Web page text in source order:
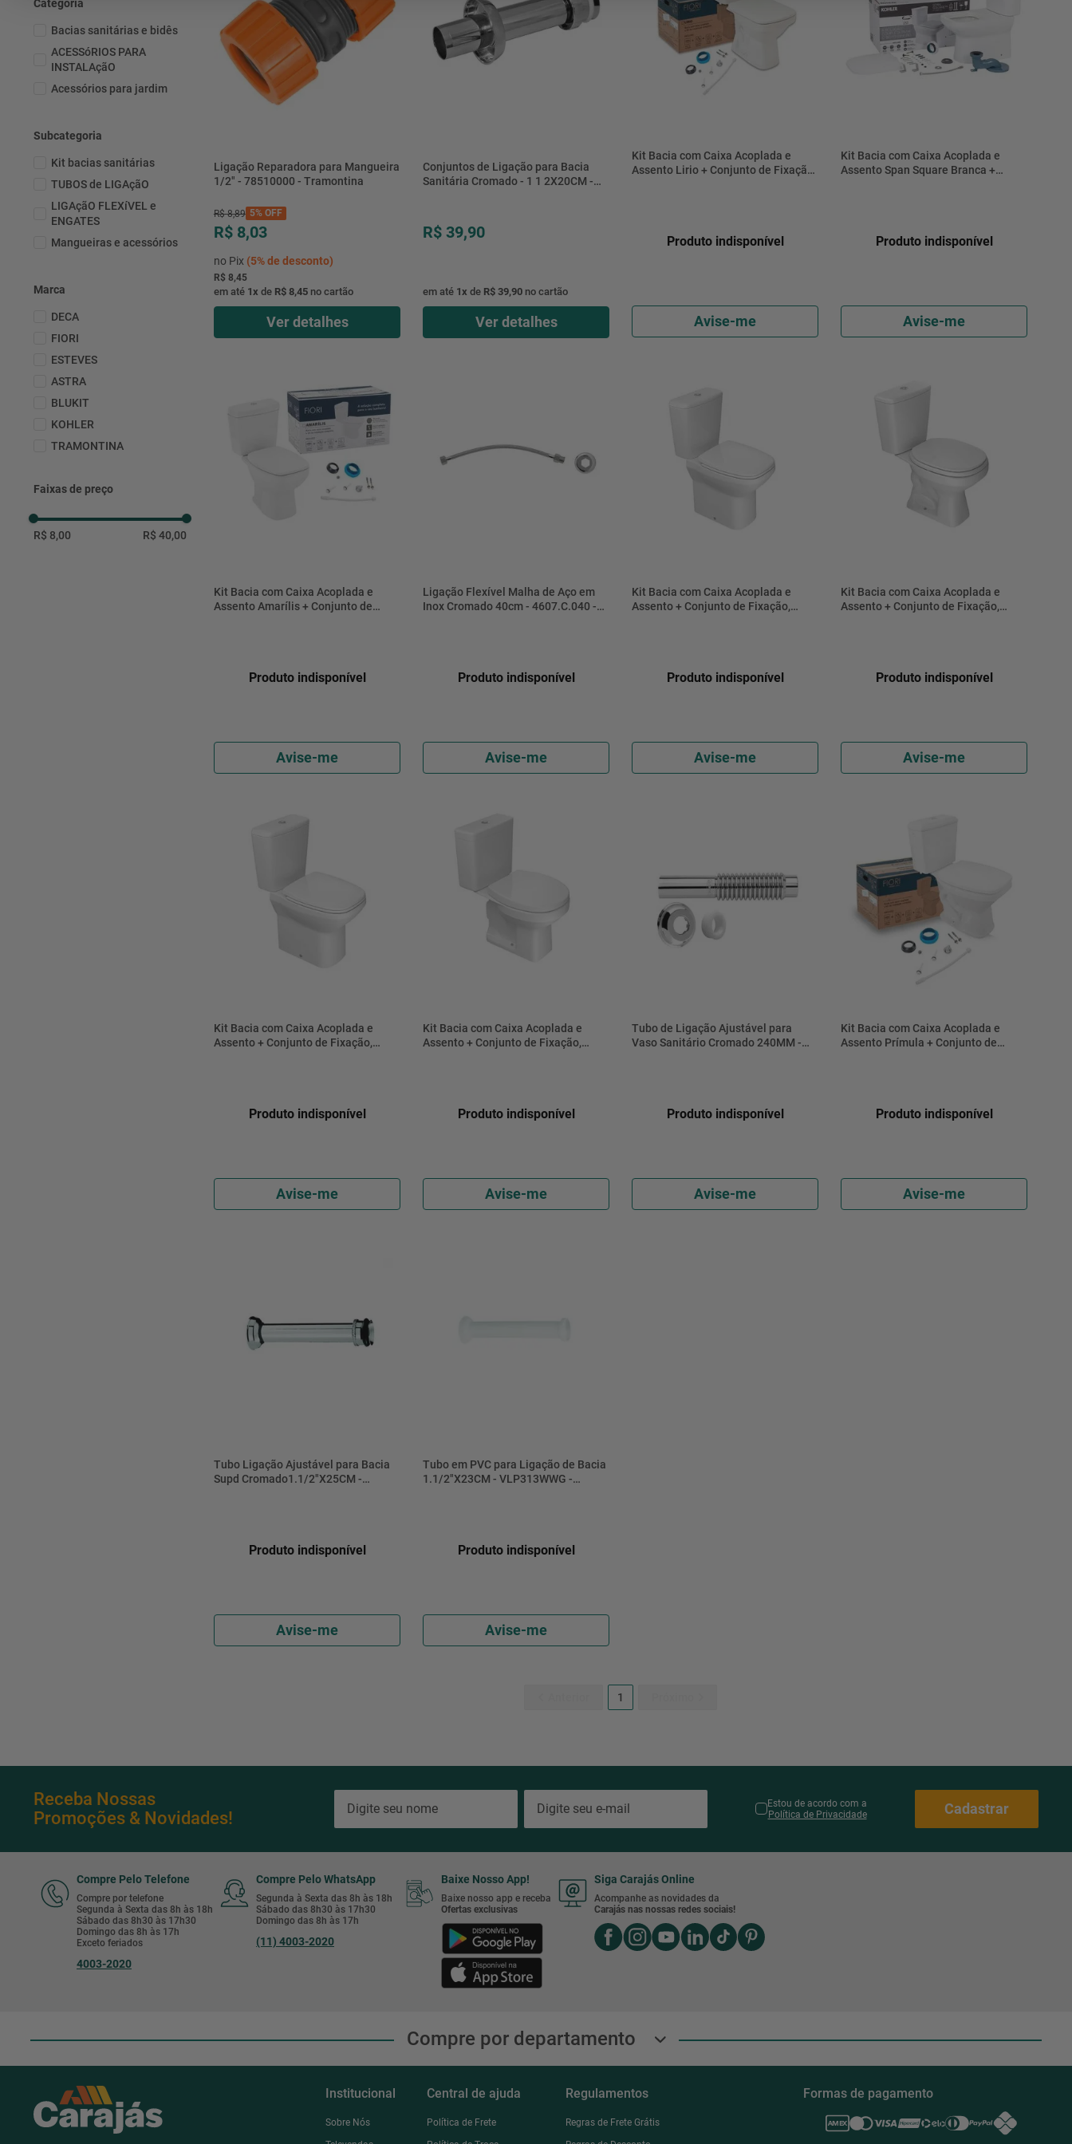
Categoria
Bacias sanitárias e bidês
ACESSóRIOS PARA
INSTALAçãO
Acessórios para jardim
Subcategoria
Kit bacias sanitárias
TUBOS de LIGAçãO
LIGAçãO FLEXíVEL e
ENGATES
Mangueiras e acessórios
Marca
DECA
FIORI
ESTEVES
ASTRA
BLUKIT
KOHLER
TRAMONTINA
Faixas de preço
R$ 8,00 R$ 40,00
Ligação Reparadora para Mangueira
1/2" - 78510000 - Tramontina
R$ 8,89 5%OFF
R$ 8,03
no Pix (5%de desconto)
R$ 8,45
em até 1x de R$ 8,45no cartão
Ver detalhes
Conjuntos de Ligação para Bacia
Sanitária Cromado - 1 1 2X20CM -
R$ 39,90
em até 1x de R$ 39,90no cartão
Ver detalhes
Kit Bacia com Caixa Acoplada e
Assento Lirio + Conjunto de Fixação,
Produto indisponível
Avise-me
Kit Bacia com Caixa Acoplada e
Assento Span Square Branca +
Produto indisponível
Avise-me
Kit Bacia com Caixa Acoplada e
Assento Amarílis + Conjunto de
Produto indisponível
Avise-me
Ligação Flexível Malha de Aço em
Inox Cromado 40cm - 4607.C.040 -
Produto indisponível
Avise-me
Kit Bacia com Caixa Acoplada e
Assento + Conjunto de Fixação,
Produto indisponível
Avise-me
Kit Bacia com Caixa Acoplada e
Assento + Conjunto de Fixação,
Produto indisponível
Avise-me
Kit Bacia com Caixa Acoplada e
Assento + Conjunto de Fixação,
Produto indisponível
Avise-me
Kit Bacia com Caixa Acoplada e
Assento + Conjunto de Fixação,
Produto indisponível
Avise-me
Tubo de Ligação Ajustável para
Vaso Sanitário Cromado 240MM -
Produto indisponível
Avise-me
Kit Bacia com Caixa Acoplada e
Assento Prímula + Conjunto de
Produto indisponível
Avise-me
Tubo Ligação Ajustável para Bacia
Supd Cromado1.1/2"X25CM -
Produto indisponível
Avise-me
Tubo em PVC para Ligação de Bacia
1.1/2"X23CM - VLP313WWG -
Produto indisponível
Avise-me
1
Receba Nossas
Promoções & Novidades!
Estou de acordo com a
Política de Privacidade
Cadastrar
Compre Pelo Telefone
Compre por telefone
Segunda à Sexta das 8h às 18h
Sábado das 8h30 às 17h30
Domingo das 8h às 17h
Exceto feriados
4003-2020
Compre Pelo WhatsApp
Segunda à Sexta das 8h às 18h
Sábado das 8h30 às 17h30
Domingo das 8h às 17h
(11) 4003-2020
Baixe Nosso App!
Baixe nosso app e receba
Ofertas exclusivas
Siga Carajás Online
Acompanhe as novidades da
Carajás nas nossas redes sociais!
Compre por departamento
Institucional
Sobre Nós
Central de ajuda
Política de Frete
Regulamentos
Regras de Frete Grátis
Formas de pagamento
condicionado